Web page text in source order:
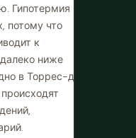
Гипотермия
потому что
к
ниже
в Торрес-дель-